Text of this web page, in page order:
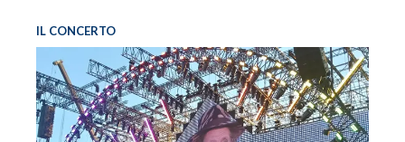
IL CONCERTO